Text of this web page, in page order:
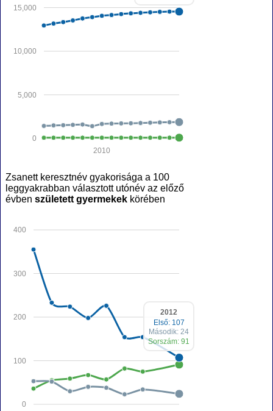
0
5,000
10,000
15,000
2010
Zsanett keresztnév gyakorisága a 100
leggyakrabban választott utónév az előző
évben született gyermekek körében
0
100
200
300
400
2012
Első: 107
Második: 24
Sorszám: 91